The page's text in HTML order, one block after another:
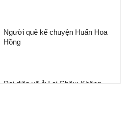
Người quê kể chuyện Huấn Hoa
Hồng
Đại diện xã ở Lai Châu: Không